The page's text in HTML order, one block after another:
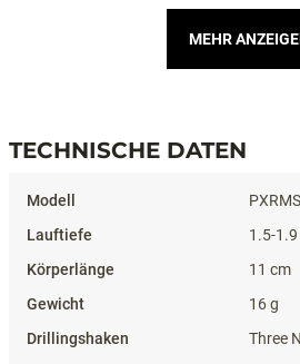
MEHR
TECHNISCHE DATEN
1.5-
11 cm
16 g
Three